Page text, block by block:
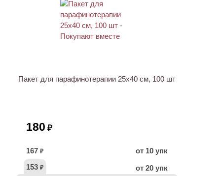
Пакет для парафинотерапии 25х40 см, 100 шт
180 ₽
167 ₽
от 10 упк
153 ₽ от 20 упк